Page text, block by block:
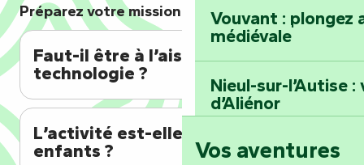
Vouvant : plongez
médiévale
Nieul-sur-l’Autise
d’Aliénor
Foussais-Payré :
Vos aventures
Préparez votre mission !
Faut-il être à l’aise avec la
technologie ?
L’activité est-elle adaptée aux
enfants ?